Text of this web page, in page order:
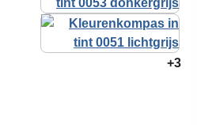
+3